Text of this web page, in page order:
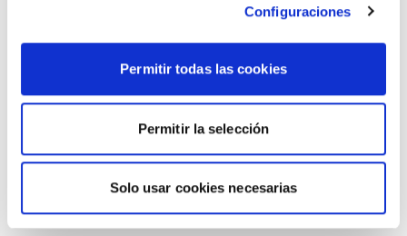
Configuraciones
Permitir todas las cookies
Permitir la selección
Solo usar cookies necesarias